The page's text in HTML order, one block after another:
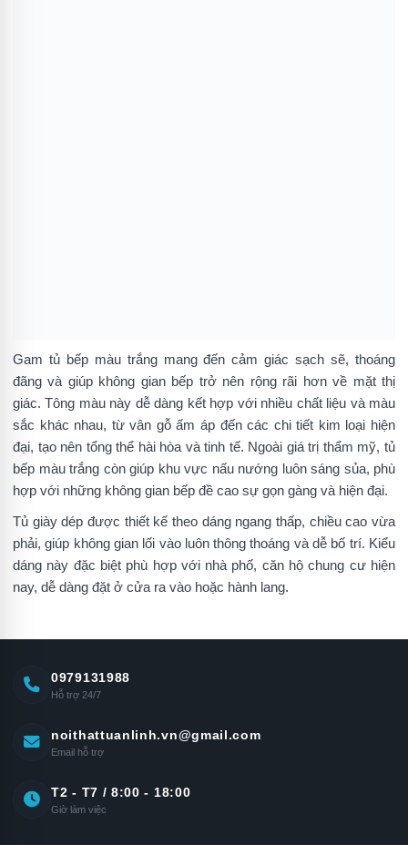
Gam tủ bếp màu trắng mang đến cảm giác sạch sẽ, thoáng
đãng và giúp không gian bếp trở nên rộng rãi hơn về mặt thị
giác. Tông màu này dễ dàng kết hợp với nhiều chất liệu và màu
sắc khác nhau, từ vân gỗ ấm áp đến các chi tiết kim loại hiện
đại, tạo nên tổng thể hài hòa và tinh tế. Ngoài giá trị thẩm mỹ, tủ
bếp màu trắng còn giúp khu vực nấu nướng luôn sáng sủa, phù
hợp với những không gian bếp đề cao sự gọn gàng và hiện đại.
Tủ giày dép được thiết kế theo dáng ngang thấp, chiều cao vừa
phải, giúp không gian lối vào luôn thông thoáng và dễ bố trí. Kiểu
dáng này đặc biệt phù hợp với nhà phố, căn hộ chung cư hiện
nay, dễ dàng đặt ở cửa ra vào hoặc hành lang.
0979131988
Hỗ trợ 24/7
noithattuanlinh.vn@gmail.com
Email hỗ trợ
T2 - T7 / 8:00 - 18:00
Giờ làm việc